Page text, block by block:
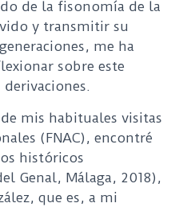
de la fisonomía de la
y transmitir su
me ha
sobre este
mis habituales visitas
(FNAC), encontré
históricos
Genal, Málaga, 2018),
que es, a mi